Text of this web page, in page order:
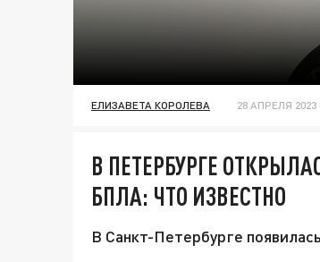
ЕЛИЗАВЕТА КОРОЛЕВА 28 АПРЕЛЯ 2023
В ПЕТЕРБУРГЕ
БПЛА: ЧТО ИЗВЕСТНО
В Санкт-Петербурге